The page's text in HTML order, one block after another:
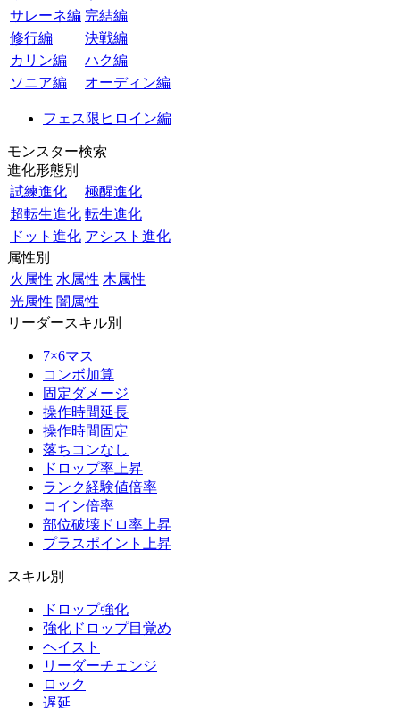
サレーネ編 完結編
修行編
決戦編
カリン編
ハク編
ソニア編
オーディン編
フェス限ヒロイン編
モンスター検索
進化形態別
試練進化
極醒進化
超転生進化 転生進化
ドット進化 アシスト進化
属性別
火属性 水属性 木属性
光属性 闇属性
リーダースキル別
7×6マス
コンボ加算
固定ダメージ
操作時間延長
操作時間固定
落ちコンなし
ドロップ率上昇
ランク経験値倍率
コイン倍率
部位破壊ドロ率上昇
プラスポイント上昇
スキル別
ドロップ強化
強化ドロップ目覚め
ヘイスト
リーダーチェンジ
ロック
遅延